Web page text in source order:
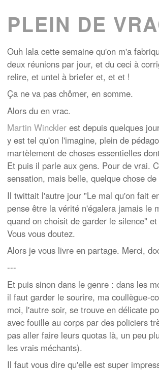
PLEIN DE
Ouh lala cette semaine qu'on m'a
deux réunions par jour, et du ceci à
relire, et untel à briefer et, et et !
Ça ne va pas chômer, en somme.
Alors du en vrac.
Martin Winckler est depuis quelques
y est tel qu'on l'imagine, plein de
martèlement de choses essentielles
Et puis il parle aux gens. Pour de vrai.
sensation, mais belle, quelque chose
Il twittait l'autre jour "Le mal qu'on fait
pense être la vérité n'égalera jamais le
quand on choisit de garder le silence"
Vous vous doutez.
Alors je vous livre en partage. Merci,
---
Et puis sinon dans le genre : dans les
il faut garder le sourire, ma coullègue-
moi, l'autre soir, se trouve en délicate
avec fouille au corps par des policiers
pas aller faire leurs quotas là, un peu
les vrais méchants).
Il faut vous dire qu'elle est super